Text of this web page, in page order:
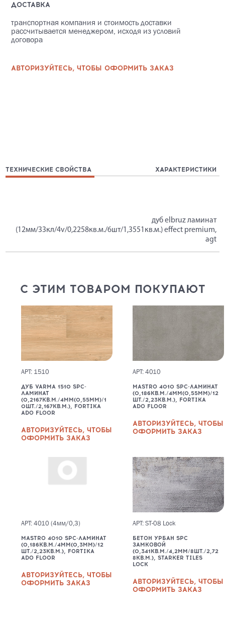
ДОСТАВКА
транспортная компания и стоимость доставки
рассчитывается менеджером, исходя из условий
договора
АВТОРИЗУЙТЕСЬ, ЧТОБЫ ОФОРМИТЬ ЗАКАЗ
ТЕХНИЧЕСКИЕ СВОЙСТВА ХАРАКТЕРИСТИКИ
дуб elbruz ламинат
(12мм/33кл/4v/0,2258кв.м./6шт/1,3551кв.м.) effect premium,
agt
С ЭТИМ ТОВАРОМ ПОКУПАЮТ
АРТ: 1510
ДУБ VARMA 1510 SPC-
ЛАМИНАТ
(0,2167КВ.М./4ММ(0,55ММ)/1
0ШТ./2,167КВ.М.), FORTIKA
ADO FLOOR
АВТОРИЗУЙТЕСЬ, ЧТОБЫ
ОФОРМИТЬ ЗАКАЗ
АРТ: 4010
MASTRO 4010 SPC-ЛАМИНАТ
(0,186КВ.М./4ММ(0,55ММ)/12
ШТ./2,23КВ.М.), FORTIKA
ADO FLOOR
АВТОРИЗУЙТЕСЬ, ЧТОБЫ
ОФОРМИТЬ ЗАКАЗ
АРТ: 4010 (4мм/0,3)
MASTRO 4010 SPC-ЛАМИНАТ
(0,186КВ.М./4ММ(0,3ММ)/12
ШТ./2,23КВ.М.), FORTIKA
ADO FLOOR
АВТОРИЗУЙТЕСЬ, ЧТОБЫ
ОФОРМИТЬ ЗАКАЗ
АРТ: ST-08 Lock
БЕТОН УРБАН SPC
ЗАМКОВОЙ
(0,341КВ.М./4,2ММ/8ШТ./2,72
8КВ.М.), STARKER TILES
LOCK
АВТОРИЗУЙТЕСЬ, ЧТОБЫ
ОФОРМИТЬ ЗАКАЗ